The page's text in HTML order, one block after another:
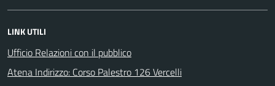
LINK UTILI
Ufficio Relazioni con il pubblico
Atena Indirizzo: Corso Palestro 126 Vercelli